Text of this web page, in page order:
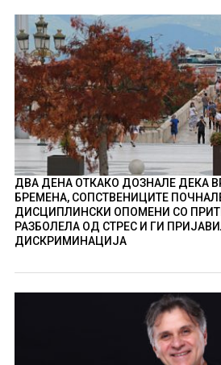
ДВА ДЕНА ОТКАКО ДОЗНАЛЕ ДЕКА
БРЕМЕНА, СОПСТВЕНИЦИТЕ
ДИСЦИПЛИНСКИ ОПОМЕНИ СО
РАЗБОЛЕЛА ОД СТРЕС И ГИ
ДИСКРИМИНАЦИЈА